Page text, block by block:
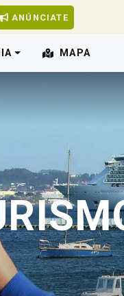
ANÚNCIATE
MAPA